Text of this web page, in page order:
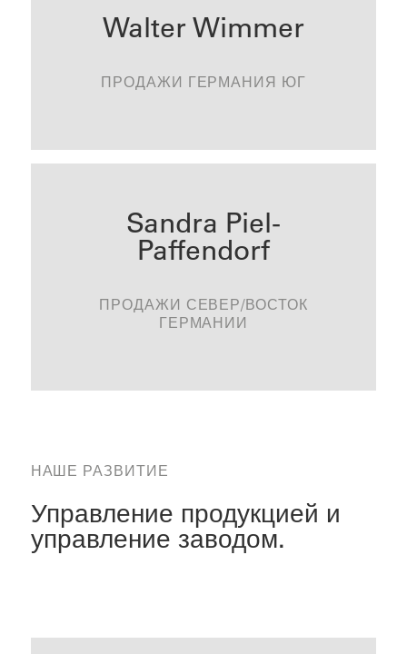
Walter Wimmer
ПРОДАЖИ ГЕРМАНИЯ ЮГ
Sandra Piel-
Paffendorf
ПРОДАЖИ СЕВЕР/ВОСТОК
ГЕРМАНИИ
СВЯЗАТЬСЯ
НАШЕ РАЗВИТИЕ
Управление продукцией и
управление заводом.